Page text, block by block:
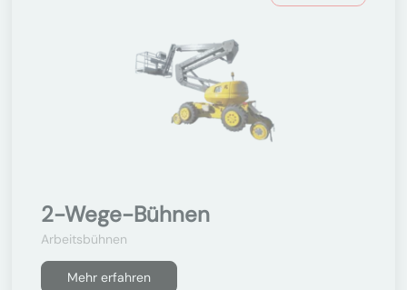
2-Wege-Bühnen
Arbeitsbühnen
Mehr erfahren